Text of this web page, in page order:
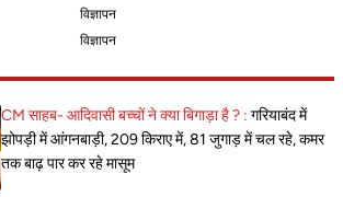
विज्ञापन
विज्ञापन
CM साहब- आदिवासी बच्चों ने क्या बिगाड़ा है ? : गरियाबंद में
झोपड़ी में आंगनबाड़ी, 209 किराए में, 81 जुगाड़ में चल रहे, कमर
तक बाढ़ पार कर रहे मासूम